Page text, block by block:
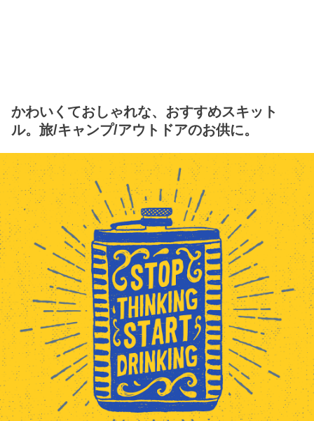
かわいくておしゃれな、おすすめスキット
ル。旅/キャンプ/アウトドアのお供に。